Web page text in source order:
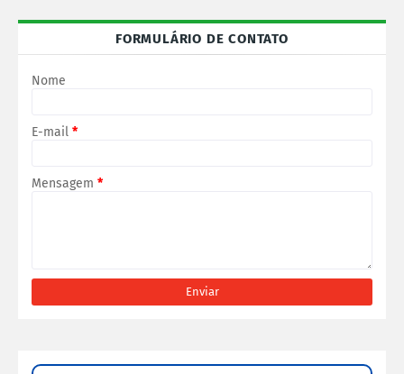
FORMULÁRIO DE CONTATO
Nome
E-mail *
Mensagem *